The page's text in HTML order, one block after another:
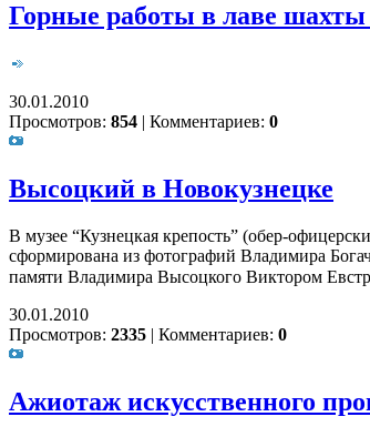
Горные работы в лаве
30.01.2010
Просмотров: 854 | Комментариев: 0
Высоцкий в Новокузнецке
В музее “Кузнецкая крепость” (обер-
сформирована из фотографий Владимира
памяти Владимира Высоцкого Виктором
30.01.2010
Просмотров: 2335 | Комментариев: 0
Ажиотаж искусственного